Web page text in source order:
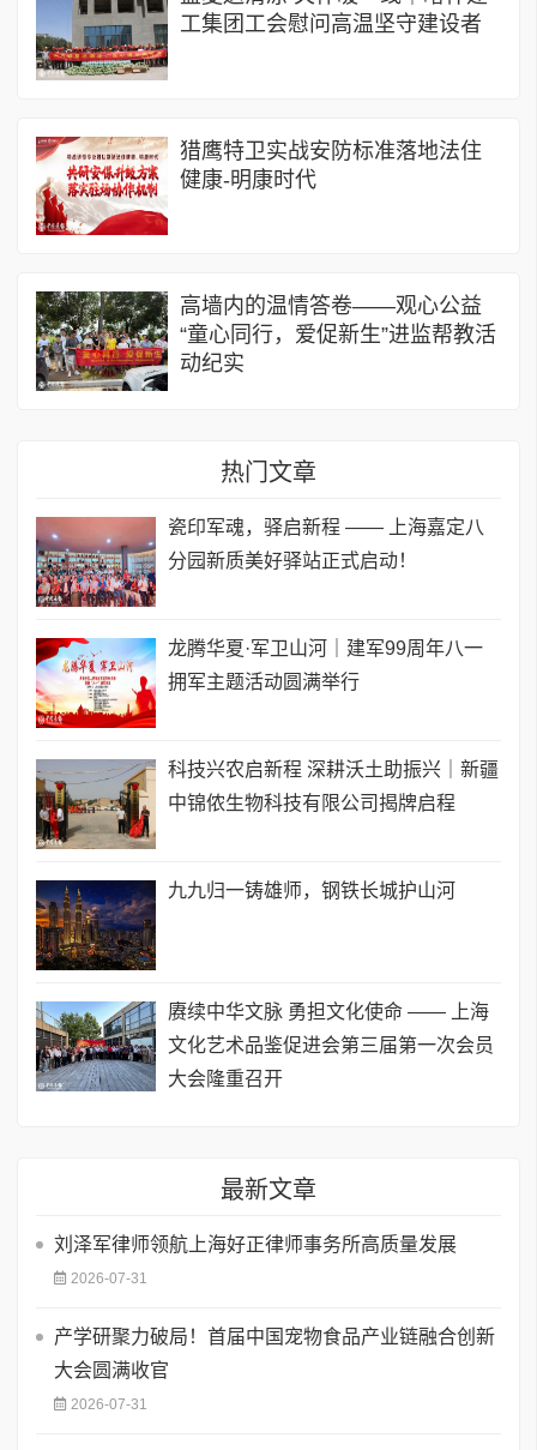
工集团工会慰问高温坚守建设者
猎鹰特卫实战安防标准落地法住
健康-明康时代
高墙内的温情答卷——观心公益
“童心同行，爱促新生”进监帮教活
动纪实
热门文章
瓷印军魂，驿启新程 —— 上海嘉定八
分园新质美好驿站正式启动！
龙腾华夏·军卫山河｜建军99周年八一
拥军主题活动圆满举行
科技兴农启新程 深耕沃土助振兴｜新疆
中锦侬生物科技有限公司揭牌启程
九九归一铸雄师，钢铁长城护山河
赓续中华文脉 勇担文化使命 —— 上海
文化艺术品鉴促进会第三届第一次会员
大会隆重召开
最新文章
刘泽军律师领航上海好正律师事务所高质量发展
2026-07-31
产学研聚力破局！首届中国宠物食品产业链融合创新
大会圆满收官
2026-07-31